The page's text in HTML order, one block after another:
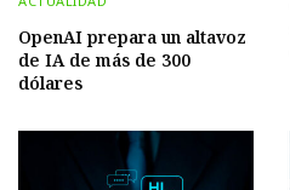
OpenAI prepara un altavoz
de IA de más de 300
dólares